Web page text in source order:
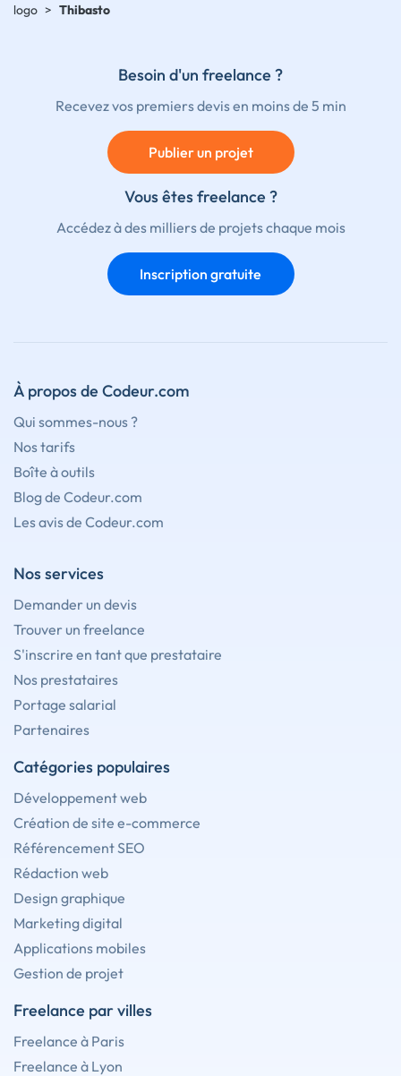
logo > Thibasto
Besoin d'un freelance ?
Recevez vos premiers devis en moins de 5 min
Publier un projet
Vous êtes freelance ?
Accédez à des milliers de projets chaque mois
Inscription gratuite
À propos de Codeur.com
Qui sommes-nous ?
Nos tarifs
Boîte à outils
Blog de Codeur.com
Les avis de Codeur.com
Nos services
Demander un devis
Trouver un freelance
S'inscrire en tant que prestataire
Nos prestataires
Portage salarial
Partenaires
Catégories populaires
Développement web
Création de site e-commerce
Référencement SEO
Rédaction web
Design graphique
Marketing digital
Applications mobiles
Gestion de projet
Freelance par villes
Freelance à Paris
Freelance à Lyon